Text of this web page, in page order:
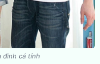
đình cá tính